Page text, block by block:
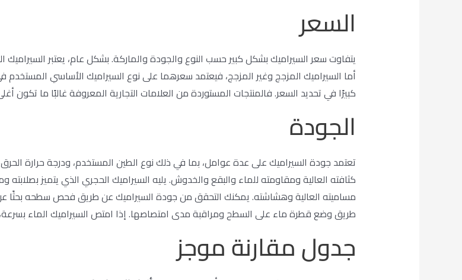
السعر
يتفاوت سعر السيراميك بشكل كبير حسب النوع والجودة والماركة. بشكل عام، يعتبر السيراميك
أما السيراميك المزجج وغير المزجج، فيعتمد سعرهما على نوع السيراميك الأساسي المستخدم
كبيرًا في تحديد السعر. فالمنتجات المستوردة من العلامات التجارية المعروفة غالبًا ما تكون
الجودة
تعتمد جودة السيراميك على عدة عوامل، بما في ذلك نوع الطين المستخدم، ودرجة حرارة الحرق،
كثافته العالية ومقاومته للماء والبقع والخدوش. يليه السيراميك الحجري الذي يتميز
مساميته العالية وهشاشته. يمكنك التحقق من جودة السيراميك عن طريق فحص سطحه بحثًا
طريق وضع قطرة ماء على السطح ومراقبة مدى امتصاصها. إذا امتص السيراميك الماء
جدول مقارنة موجز